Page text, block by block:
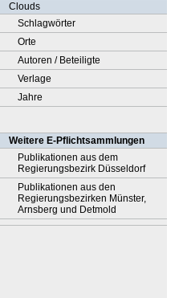
Clouds
Schlagwörter
Orte
Autoren / Beteiligte
Verlage
Jahre
Weitere E-Pflichtsammlungen
Publikationen aus dem
Regierungsbezirk Düsseldorf
Publikationen aus den
Regierungsbezirken Münster,
Arnsberg und Detmold